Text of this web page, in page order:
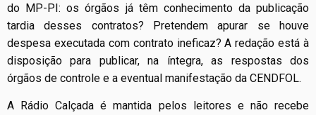
do MP-PI: os órgãos já têm conhecimento da publicação
tardia desses contratos? Pretendem apurar se houve
despesa executada com contrato ineficaz? A redação está à
disposição para publicar, na íntegra, as respostas dos
órgãos de controle e a eventual manifestação da CENDFOL.
A Rádio Calçada é mantida pelos leitores e não recebe